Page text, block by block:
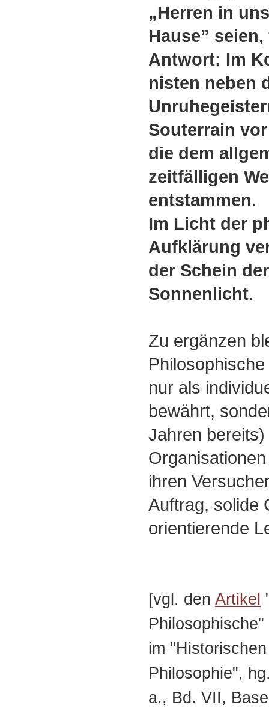
„Herren in
Hause”
Antwort: Im
nisten neben
Souterrain
die dem
zeitfälligen
entstammen.
Im Licht der
Aufklärung
der Schein
Sonnenlicht.
Zu ergänzen
nur als
bewährt,
Jahren
ihren
Auftrag, solide
orientierende
[vgl. den Artikel
im
Philosophie",
a., Bd. VII,